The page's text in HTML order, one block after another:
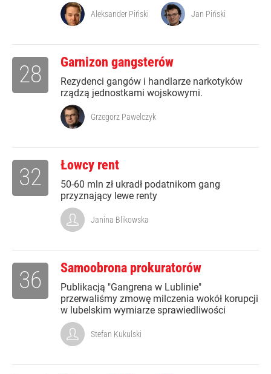
Aleksander Piński Jan Piński
Garnizon gangsterów
Rezydenci gangów i handlarze narkotyków
rządzą jednostkami wojskowymi.
28
Grzegorz Pawelczyk
Łowcy rent
50-60 mln zł ukradł podatnikom gang
przyznający lewe renty
32
Janina Blikowska
Samoobrona prokuratorów
Publikacją "Gangrena w Lublinie"
przerwaliśmy zmowę milczenia wokół korupcji
w lubelskim wymiarze sprawiedliwości
36
Stefan Kukulski